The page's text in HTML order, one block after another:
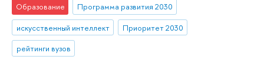
Образование
Программа развития 2030
искусственный интеллект
Приоритет 2030
рейтинги вузов